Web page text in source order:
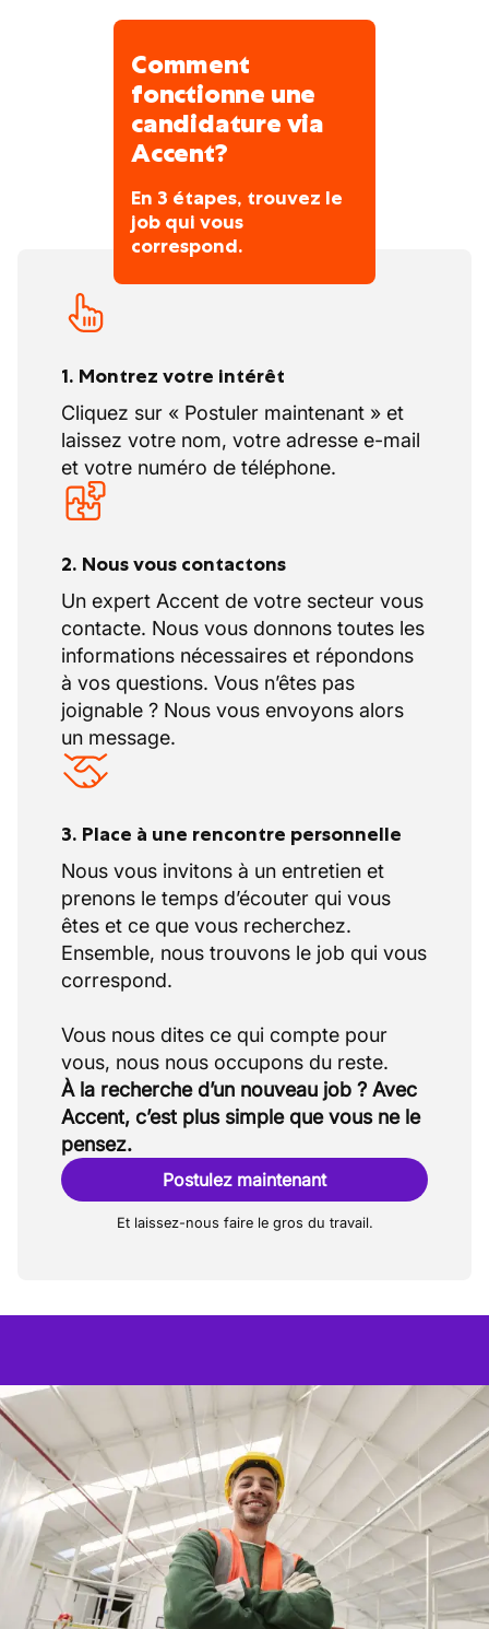
Comment
fonctionne une
candidature via
Accent?
En 3 étapes, trouvez le
job qui vous
correspond.
1. Montrez votre intérêt
Cliquez sur « Postuler maintenant » et
laissez votre nom, votre adresse e-mail
et votre numéro de téléphone.
2. Nous vous contactons
Un expert Accent de votre secteur vous
contacte. Nous vous donnons toutes les
informations nécessaires et répondons
à vos questions. Vous n’êtes pas
joignable ? Nous vous envoyons alors
un message.
3. Place à une rencontre personnelle
Nous vous invitons à un entretien et
prenons le temps d’écouter qui vous
êtes et ce que vous recherchez.
Ensemble, nous trouvons le job qui vous
correspond.
Vous nous dites ce qui compte pour
À la recherche d’un nouveau job ? Avec
Accent, c’est plus simple que vous ne le
pensez.
Postulez maintenant
Et laissez-nous faire le gros du travail.